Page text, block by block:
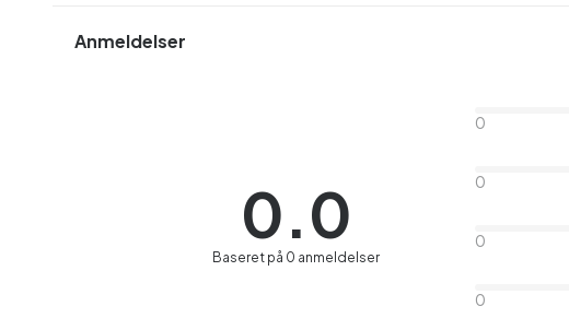
Anmeldelser
0.0
Baseret på 0 anmeldelser
0
0
0
0